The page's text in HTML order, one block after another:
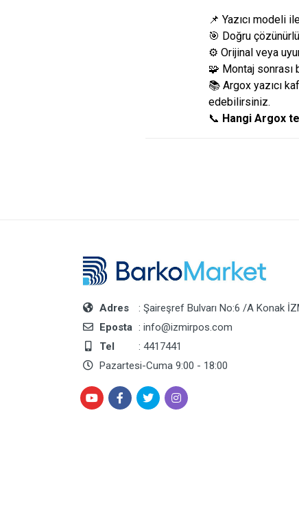
📌 Yazıcı modeli
🎯 Doğru
⚙️ Orijinal veya
🧩 Montaj sonrası
📚 Argox yazıcı
edebilirsiniz.
📞 Hangi Argox
Adres
: Şaireşref Bulvarı No:6 /A Konak
Eposta : info@izmirpos.com
Tel
: 4417441
Pazartesi-Cuma 9:00 - 18:00